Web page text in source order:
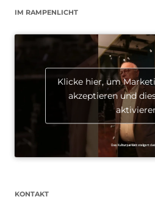
IM RAMPENLICHT
Klicke hier, um
akzeptieren und
KONTAKT